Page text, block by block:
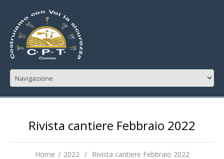
Rivista cantiere Febbraio 2022
Home 2022 Rivista cantiere Febbraio 2022